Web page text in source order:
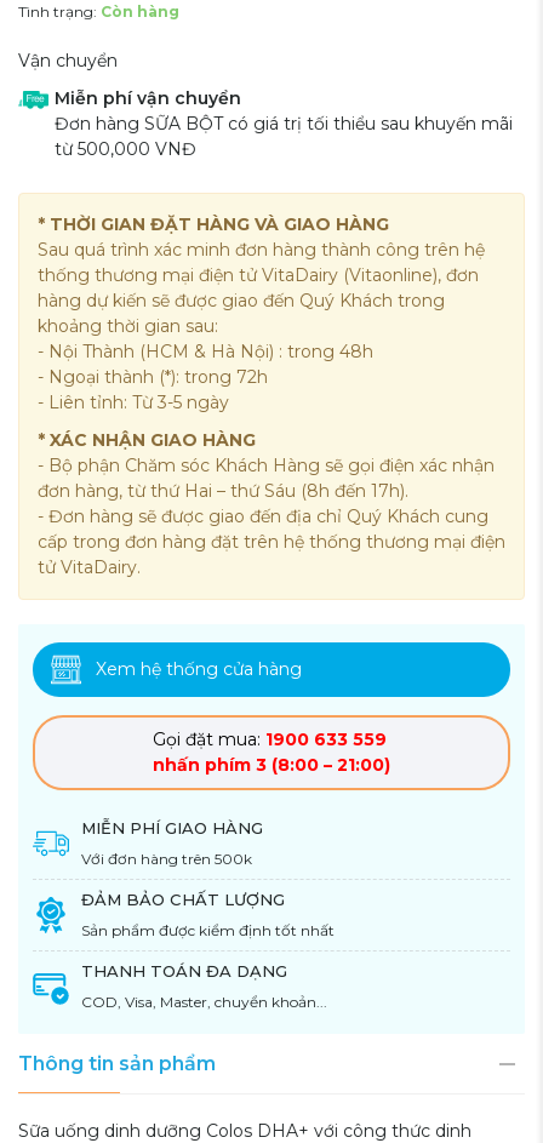
Tình trạng: Còn hàng
Vận chuyển
Miễn phí vận chuyển
Đơn hàng SỮA BỘT có giá trị tối thiểu sau khuyến mãi
từ 500,000 VNĐ
* THỜI GIAN ĐẶT HÀNG VÀ GIAO HÀNG
Sau quá trình xác minh đơn hàng thành công trên hệ
thống thương mại điện tử VitaDairy (Vitaonline), đơn
hàng dự kiến sẽ được giao đến Quý Khách trong
khoảng thời gian sau:
- Nội Thành (HCM & Hà Nội) : trong 48h
- Ngoại thành (*): trong 72h
- Liên tỉnh: Từ 3-5 ngày
* XÁC NHẬN GIAO HÀNG
- Bộ phận Chăm sóc Khách Hàng sẽ gọi điện xác nhận
đơn hàng, từ thứ Hai – thứ Sáu (8h đến 17h).
- Đơn hàng sẽ được giao đến địa chỉ Quý Khách cung
cấp trong đơn hàng đặt trên hệ thống thương mại điện
tử VitaDairy.
Xem hệ thống cửa hàng
Gọi đặt mua: 1900 633 559
nhấn phím 3 (8:00 – 21:00)
MIỄN PHÍ GIAO HÀNG
Với đơn hàng trên 500k
ĐẢM BẢO CHẤT LƯỢNG
Sản phẩm được kiểm định tốt nhất
THANH TOÁN ĐA DẠNG
COD, Visa, Master, chuyển khoản...
Thông tin sản phẩm
Sữa uống dinh dưỡng Colos DHA+ với công thức dinh